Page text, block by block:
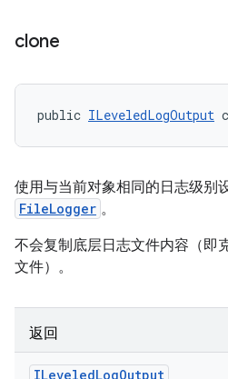
clone
public ILeveledLogOutput
使用与当前对象相同的日志级别
FileLogger 。
不会复制底层日志文件内容（即
文件）。
返回
ILeveledLogOutput